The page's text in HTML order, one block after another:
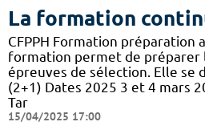
La formation
CFPPH Formation préparation
formation permet de préparer
épreuves de sélection. Elle se
(2+1) Dates 2025 3 et 4 mars
Tar
15/04/2025 17:00